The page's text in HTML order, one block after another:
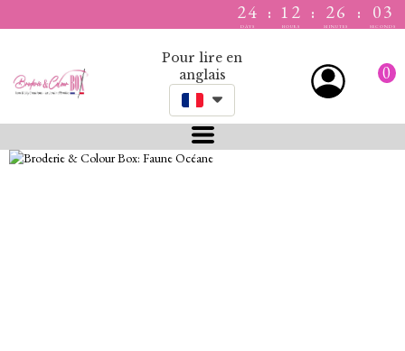
24
DAYS
: 12
HOURS
: 26
MINUTES
: 03
SECONDS
Pour lire en
anglais
0